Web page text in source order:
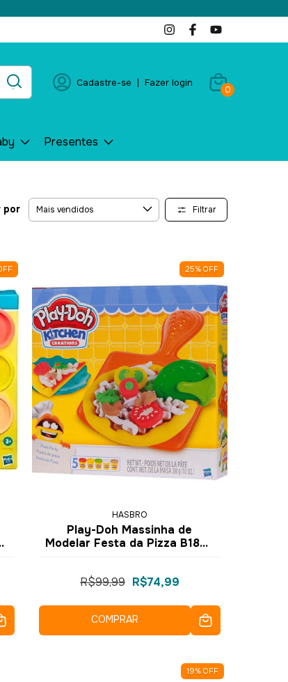
Cadastre-se | Fazer login
0
Presentes
por Filtrar
25% OFF
HASBRO
Play-Doh Massinha de
Modelar Festa da Pizza B1856
R$99,99 R$74,99
COMPRAR
19% OFF